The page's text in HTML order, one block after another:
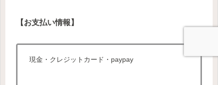
【お支払い情報】
現金・クレジットカード・paypay